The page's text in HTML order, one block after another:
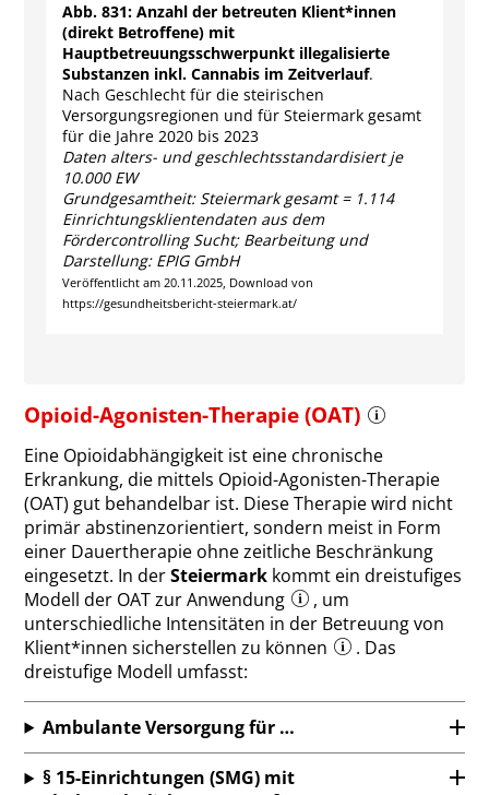
Abb. 831:Anzahl der betreuten Klient*innen
(direkt Betroffene) mit
Hauptbetreuungsschwerpunkt illegalisierte
Substanzen inkl. Cannabis im Zeitverlauf.
Nach Geschlecht für die steirischen
Versorgungsregionen und für Steiermark gesamt
für die Jahre 2020 bis 2023
Daten alters- und geschlechtsstandardisiert je
10.000 EW
Grundgesamtheit: Steiermark gesamt = 1.114
Einrichtungsklientendaten aus dem
Fördercontrolling Sucht; Bearbeitung und
Darstellung: EPIG GmbH
Veröffentlicht am 20.11.2025, Download von
https://gesundheitsbericht-steiermark.at/
Opioid-Agonisten-Therapie (OAT)
Eine Opioidabhängigkeit ist eine chronische
Erkrankung, die mittels Opioid-Agonisten-Therapie
(OAT) gut behandelbar ist. Diese Therapie wird nicht
primär abstinenzorientiert, sondern meist in Form
einer Dauertherapie ohne zeitliche Beschränkung
eingesetzt. In derSteiermark kommt ein dreistufiges
Modell der OAT zur Anwendung
, um
unterschiedliche Intensitäten in der Betreuung von
Klient*innen sicherstellen zu können
. Das
dreistufige Modell umfasst:
Ambulante Versorgung für …
§ 15-Einrichtungen (SMG) mit